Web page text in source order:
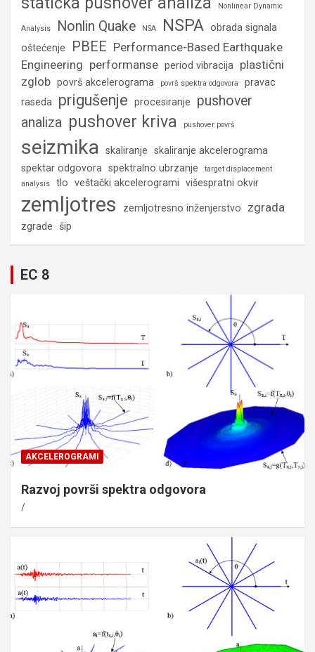
Nonlinear Dynamic
Analysis Nonlin Quake NSA NSPA obrada signala
oštećenje
PBEE Performance-Based Earthquake
Engineering performanse period vibracija
plastični
zglob površ akcelerograma površ spektra odgovora
pravac
raseda
prigušenje procesiranje
pushover
analiza pushover kriva pushover površ
seizmika skaliranje
skaliranje akcelerograma
spektar odgovora spektralno ubrzanje
target displacement
analysis
tlo veštački akcelerogrami višespratni okvir
zemljotres zemljotresno inženjerstvo zgrada
zgrade šip
EC 8
AKCELEROGRAMI
Razvoj površi spektra odgovora